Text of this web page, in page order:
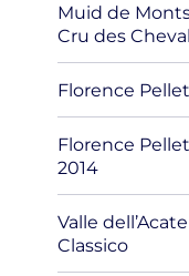
Muid de
Cru des
Florence
Florence
2014
Valle
Classico